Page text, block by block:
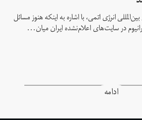
انرژی اتمی، با اشاره به اینکه هنوز مسائل
در سایت‌های اعلام‌نشده ایران میان...
ادامه